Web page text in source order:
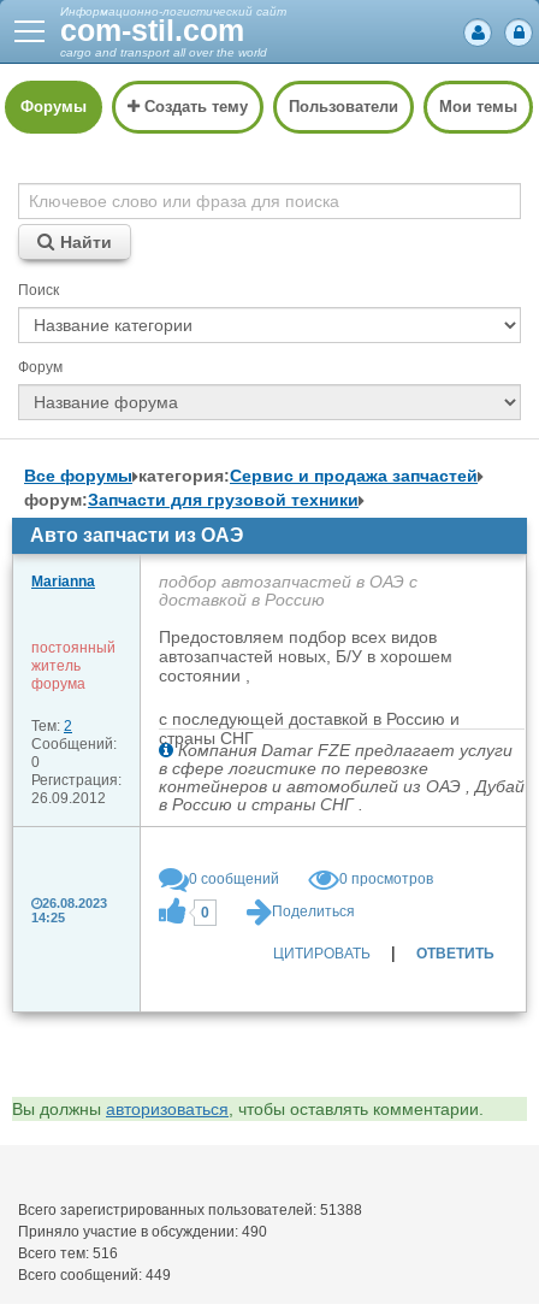
Информационно-логистический сайт
com-stil.com
cargo and transport all over the world
Форумы Создать тему Пользователи Мои темы
Найти
Поиск
Форум
Все форумы категория:Сервис и продажа запчастей
форум:Запчасти для грузовой техники
Авто запчасти из ОАЭ
Marianna
постоянный
житель
форума
Тем: 2
Сообщений:
0
Регистрация:
26.09.2012
подбор автозапчастей в ОАЭ с
доставкой в Россию
Предостовляем подбор всех видов
автозапчастей новых, Б/У в хорошем
состоянии ,
с последующей доставкой в Россию и
страны СНГ
Компания Damar FZE предлагает услуги
в сфере логистике по перевозке
контейнеров и автомобилей из ОАЭ , Дубай
в Россию и страны СНГ .
26.08.2023
14:25
0 сообщений
0 просмотров
0
Поделиться
ЦИТИРОВАТЬ | ОТВЕТИТЬ
Вы должны авторизоваться , чтобы оставлять комментарии.
Всего зарегистрированных пользователей: 51388
Приняло участие в обсуждении: 490
Всего тем: 516
Всего сообщений: 449